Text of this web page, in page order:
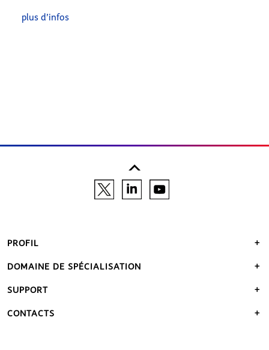
plus d’infos
PROFIL
DOMAINE DE SPÉCIALISATION
SUPPORT
CONTACTS